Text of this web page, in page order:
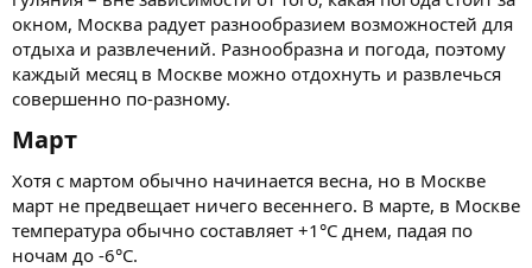
окном, Москва радует разнообразием возможностей для
отдыха и развлечений. Разнообразна и погода, поэтому
каждый месяц в Москве можно отдохнуть и развлечься
совершенно по-разному.
Март​
Хотя с мартом обычно начинается весна, но в Москве
март не предвещает ничего весеннего. В марте, в Москве
температура обычно составляет +1°C днем, падая по
ночам до -6°C.